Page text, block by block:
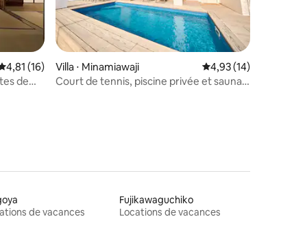
: 4,82 sur 5
moyenne sur la base de 16 commentaires : 4,81 sur 5
4,81 (16)
de
Villa ⋅ Minamiawaji Évaluation moyenne
4,93 (14)
Court de tennis, piscine privée et sauna
de vacances
Fujikawaguchiko
Locations de vacances